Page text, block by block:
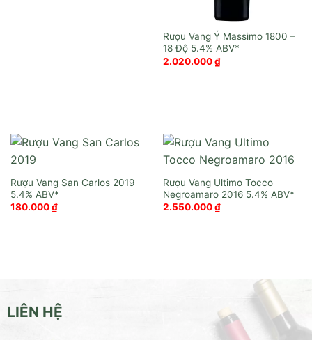
Rượu Vang Ý Massimo 1800 –
18 Độ
2.020.000₫
Rượu Vang San Carlos 2019
180.000₫
Rượu Vang Ultimo Tocco
Negroamaro 2016
2.550.000₫
LIÊN HỆ